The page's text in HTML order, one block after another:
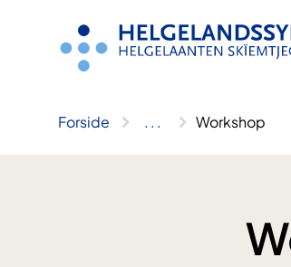
Forside .. . Workshop